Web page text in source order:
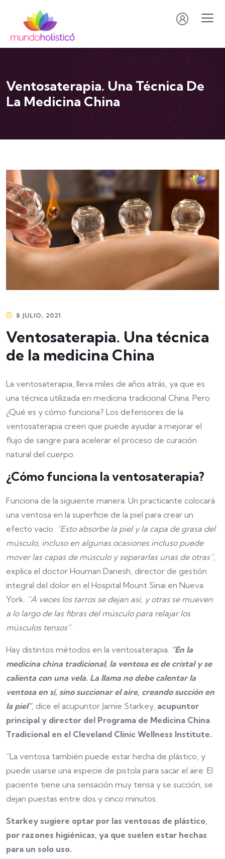
Ventosaterapia. Una Técnica De
La Medicina China
8 JULIO, 2021
Ventosaterapia. Una técnica
de la medicina China
La ventosaterapia, lleva miles de años atrás, ya que es
una técnica utilizada en medicina tradicional China. Pero
¿Qué es y cómo funciona? Los defensores de la
ventosaterapia creen que puede ayudar a mejorar el
flujo de sangre para acelerar el proceso de curación
natural del cuerpo.
¿Cómo funciona la ventosaterapia?
Funciona de la siguiente manera: Un practicante colocará
una ventosa en la superficie de la piel para crear un
efecto vacío. “Esto absorbe la piel y la capa de grasa del
músculo, incluso en algunas ocasiones incluso puede
mover las capas de músculo y separarlas unas de otras”,
explica el doctor Houman Danesh, director de gestión
integral del dolor en el Hospital Mount Sinai en Nueva
York. “A veces los tarros se dejan así, y otras se mueven
a lo largo de las fibras del músculo para relajar los
músculos tensos”.
Hay distintos métodos en la ventosaterapia. “En la
medicina china tradicional, la ventosa es de cristal y se
calienta con una vela. La llama no debe calentar la
ventosa en sí, sino succionar el aire, creando succión en
la piel”, dice el acupuntor Jamie Starkey, acupuntor
principal y director del Programa de Medicina China
Tradicional en el Cleveland Clinic Wellness Institute.
“La ventosa también puede estar hecha de plástico, y
puede usarse una especie de pistola para sacar el aire. El
paciente tiene una sensación muy tensa y se succión, se
dejan puestas entre dos y cinco minutos.
Starkey sugiere optar por las ventosas de plástico,
por razones higiénicas, ya que suelen estar hechas
para un solo uso.